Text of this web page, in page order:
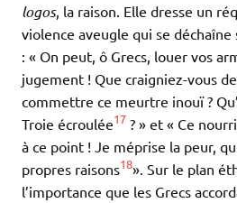
logos, la raison. Elle dresse un
violence aveugle qui se déchaîne
: « On peut, ô Grecs, louer vos
jugement ! Que craigniez-vous
commettre ce meurtre inouï ?
Troie écroulée17 ? » et « Ce
à ce point ! Je méprise la peur,
propres raisons18». Sur le plan
l’importance que les Grecs